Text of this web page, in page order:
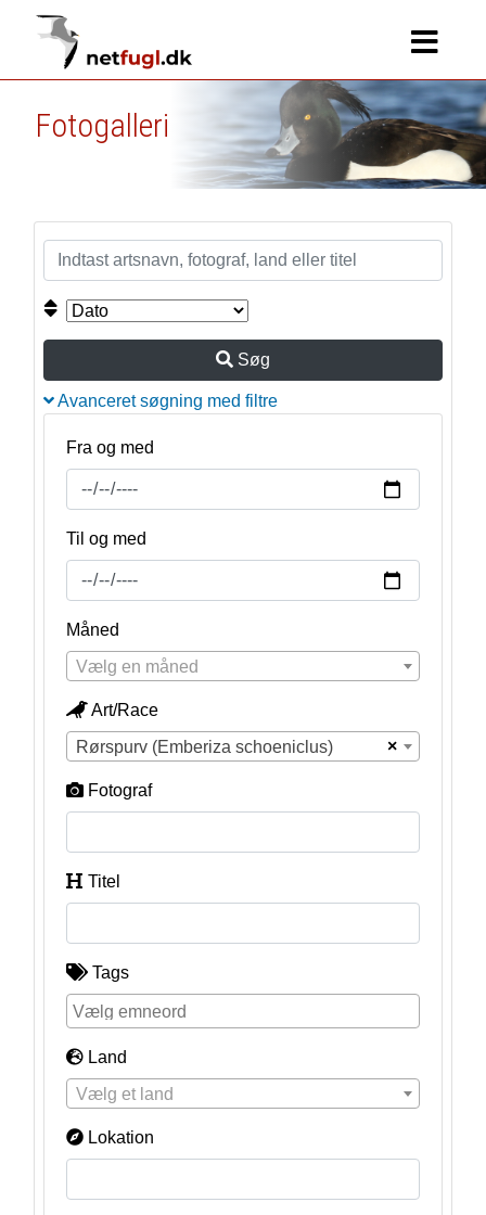
Fotogalleri
Søg
Avanceret søgning med filtre
Fra og med
Til og med
Måned
Vælg en måned
Art/Race
×
Rørspurv (Emberiza schoeniclus)
Fotograf
Titel
Tags
Land
Vælg et land
Lokation